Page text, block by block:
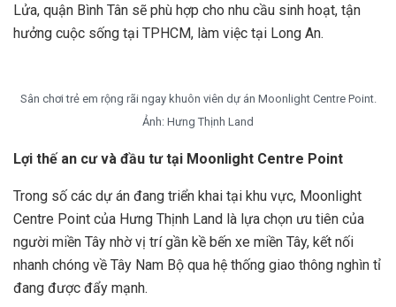
Lửa, quận Bình Tân sẽ phù hợp cho nhu cầu sinh hoạt, tận
hưởng cuộc sống tại TPHCM, làm việc tại Long An.
Sân chơi trẻ em rộng rãi ngay khuôn viên dự án Moonlight Centre Point.
Ảnh: Hưng Thịnh Land
Lợi thế an cư và đầu tư tại Moonlight Centre Point
Trong số các dự án đang triển khai tại khu vực, Moonlight
Centre Point của Hưng Thịnh Land là lựa chọn ưu tiên của
người miền Tây nhờ vị trí gần kề bến xe miền Tây, kết nối
nhanh chóng về Tây Nam Bộ qua hệ thống giao thông nghìn tỉ
đang được đẩy mạnh.